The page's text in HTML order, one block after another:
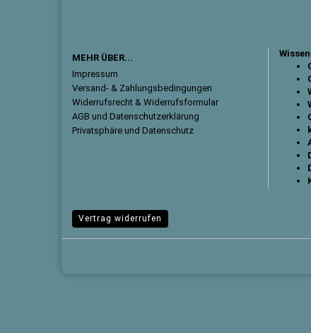
MEHR ÜBER...
Impressum
Versand- & Zahlungsbedingungen
Widerrufsrecht & Widerrufsformular
AGB und Datenschutzerklärung
Privatsphäre und Datenschutz
Vertrag widerrufen